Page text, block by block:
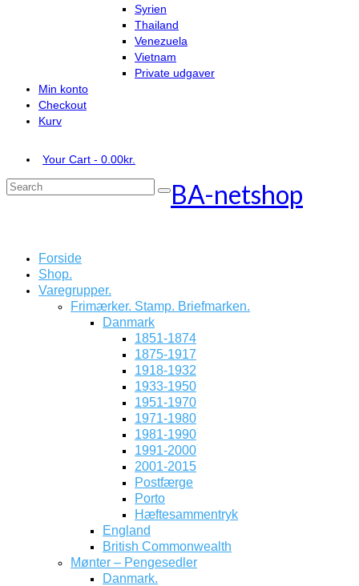
Syrien
Thailand
Venezuela
Vietnam
Private udgaver
Min konto
Checkout
Kurv
Your Cart - 0.00kr.
Search
BA-netshop
Forside
Shop.
Varegrupper.
Frimærker. Stamp. Briefmarken.
Danmark
1851-1874
1875-1917
1918-1932
1933-1950
1951-1970
1971-1980
1981-1990
1991-2000
2001-2015
Postfærge
Porto
Hæftesammentryk
England
British Commonwealth
Mønter – Pengesedler
Danmark.